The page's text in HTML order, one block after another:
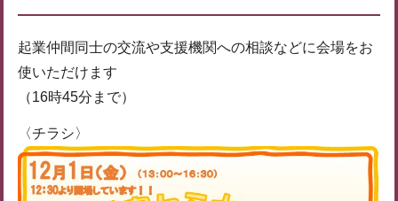
起業仲間同士の交流や支援機関への相談などに会場をお
使いただけます
（16時45分まで）
〈チラシ〉